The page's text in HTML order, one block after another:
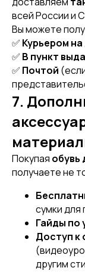
всей России и
Вы можете
✅ Курьером
✅ В пункт
✅ Почтой
7.
Покупая обувь
получаете не
сумки для
Гайды по
Доступ к
другим
[ REFERRAL
ПРОГРАММА